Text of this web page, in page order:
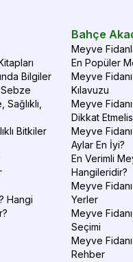
Bilgiler
Sebze
Bitkiler
Hangi
Bahçe
Meyve
En Popüler
Meyve
Kılavuzu
Meyve
Dikkat
Meyve
Aylar En İyi?
En Verimli
Hangileridir?
Meyve
Yerler
Meyve
Seçimi
Meyve Fidanı
Rehber